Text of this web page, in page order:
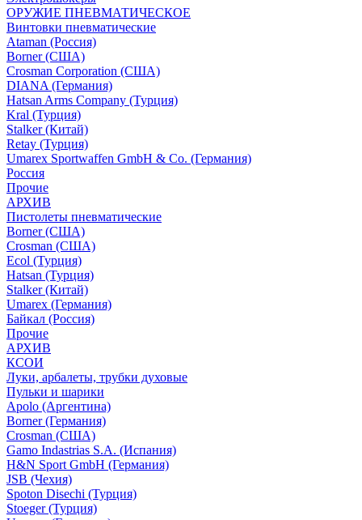
ОРУЖИЕ ПНЕВМАТИЧЕСКОЕ
Винтовки пневматические
Ataman (Россия)
Borner (США)
Crosman Corporation (США)
DIANA (Германия)
Hatsan Arms Company (Турция)
Kral (Турция)
Stalker (Китай)
Retay (Турция)
Umarex Sportwaffen GmbH & Co. (Германия)
Россия
Прочие
АРХИВ
Пистолеты пневматические
Borner (США)
Crosman (США)
Ecol (Турция)
Hatsan (Турция)
Stalker (Китай)
Umarex (Германия)
Байкал (Россия)
Прочие
АРХИВ
КСОИ
Луки, арбалеты, трубки духовые
Пульки и шарики
Apolo (Аргентина)
Borner (Германия)
Crosman (США)
Gamo Indastrias S.A. (Испания)
H&N Sport GmbH (Германия)
JSB (Чехия)
Spoton Disechi (Турция)
Stoeger (Турция)